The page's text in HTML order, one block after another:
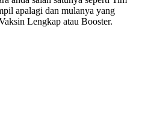
apalagi dan mulanya yang
Lengkap atau Booster.